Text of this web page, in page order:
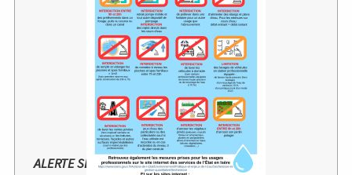
ALERTE SECHERESSE RENFORCEE